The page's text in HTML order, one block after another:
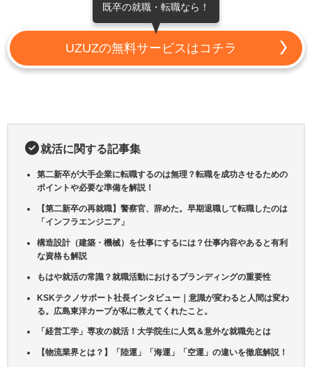
既卒の就職・転職なら！
UZUZの無料サービスはコチラ
就活に関する記事集
第二新卒が大手企業に転職するのは無理？転職を成功させるための
ポイントや必要な準備を解説！
【第二新卒の再就職】警察官、辞めた。早期退職して転職したのは
「インフラエンジニア」
構造設計（建築・機械）を仕事にするには？仕事内容やあると有利
な資格も解説
もはや就活の常識？就職活動におけるブランディングの重要性
KSKテクノサポート社長インタビュー｜意識が変わると人間は変わ
る。広島東洋カープが私に教えてくれたこと。
「経営工学」専攻の就活！大学院生に人気＆意外な就職先とは
【物流業界とは？】「陸運」「海運」「空運」の違いを徹底解説！